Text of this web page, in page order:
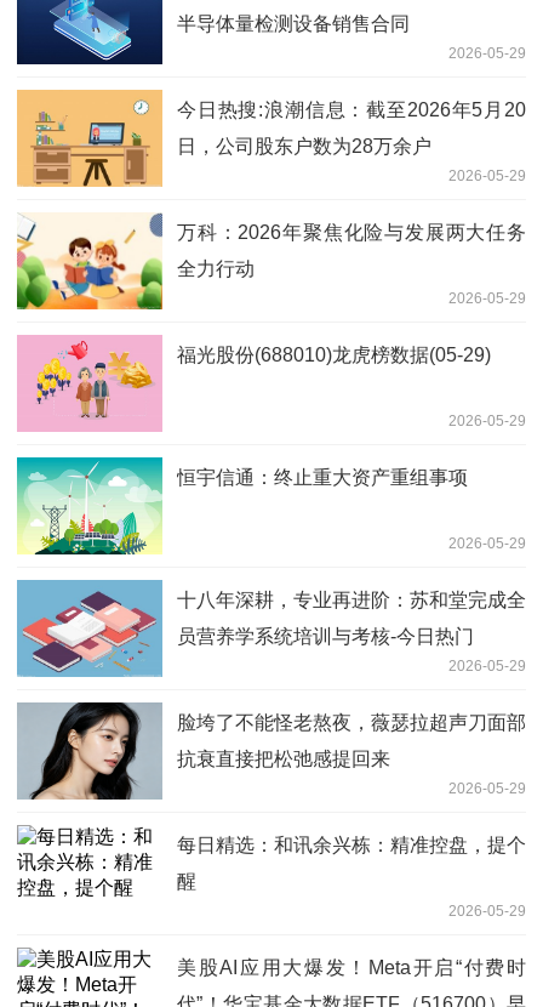
半导体量检测设备销售合同
2026-05-29
今日热搜:浪潮信息：截至2026年5月20
日，公司股东户数为28万余户
2026-05-29
万科：2026年聚焦化险与发展两大任务
全力行动
2026-05-29
福光股份(688010)龙虎榜数据(05-29)
2026-05-29
恒宇信通：终止重大资产重组事项
2026-05-29
十八年深耕，专业再进阶：苏和堂完成全
员营养学系统培训与考核-今日热门
2026-05-29
脸垮了不能怪老熬夜，薇瑟拉超声刀面部
抗衰直接把松弛感提回来
2026-05-29
每日精选：和讯余兴栋：精准控盘，提个
醒
2026-05-29
美股AI应用大爆发！Meta开启“付费时